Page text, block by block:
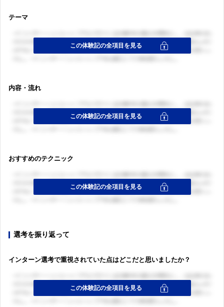
テーマ
内容・流れ
おすすめのテクニック
選考を振り返って
インターン選考で重視されていた点はどこだと思いましたか？